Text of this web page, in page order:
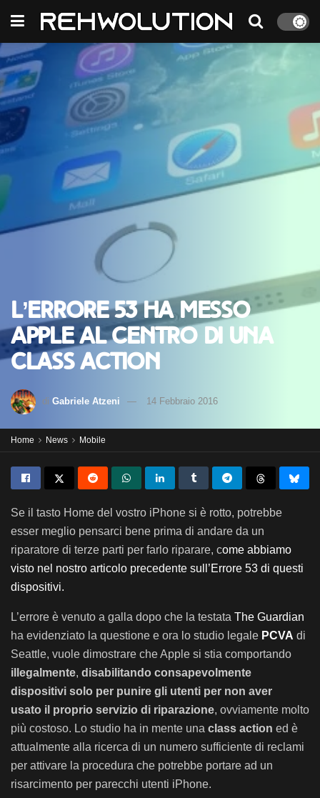
L’Errore 53 ha messo
Apple al centro di una
class action
di Gabriele Atzeni 14 Febbraio 2016
Home News Mobile
Se il tasto Home del vostro iPhone si è rotto, potrebbe
esser meglio pensarci bene prima di andare da un
riparatore di terze parti per farlo riparare, come abbiamo
visto nel nostro articolo precedente sull’Errore 53 di questi
dispositivi.
L’errore è venuto a galla dopo che la testata The Guardian
ha evidenziato la questione e ora lo studio legale PCVA di
Seattle, vuole dimostrare che Apple si stia comportando
illegalmente, disabilitando consapevolmente
dispositivi solo per punire gli utenti per non aver
usato il proprio servizio di riparazione, ovviamente molto
più costoso. Lo studio ha in mente una class action ed è
attualmente alla ricerca di un numero sufficiente di reclami
per attivare la procedura che potrebbe portare ad un
risarcimento per parecchi utenti iPhone.